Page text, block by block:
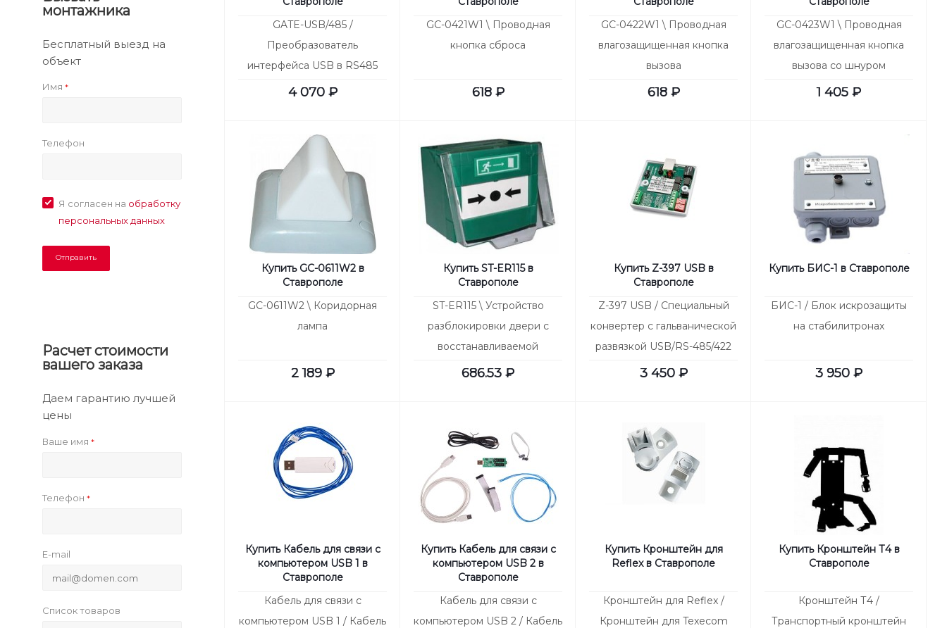
GATE-USB/485 /
Преобразователь
интерфейса USB в RS485
исп.4
4 070₽
GC-0421W1 \ Проводная
кнопка сброса
618₽
GC-0422W1 \ Проводная
влагозащищенная кнопка
вызова
618₽
GC-0423W1 \ Проводная
влагозащищенная кнопка
вызова со шнуром
1 405 ₽
Купить GC-0611W2 в
Ставрополе
GC-0611W2 \ Коридорная
лампа
2 189₽
Купить ST-ER115 в
Ставрополе
ST-ER115 \ Устройство
разблокировки двери с
восстанавливаемой
вставкой
686.53 ₽
Купить Z-397 USB в
Ставрополе
Z-397 USB / Специальный
конвертер с гальванической
развязкой USB/RS-485/422
3 450₽
Купить БИС-1 в Ставрополе
БИС-1 / Блок искрозащиты
на стабилитронах
3 950 ₽
Купить Кабель для связи с
компьютером USB 1 в
Ставрополе
Кабель для связи с
компьютером USB 1 / Кабель
Купить Кабель для связи с
компьютером USB 2 в
Ставрополе
Кабель для связи с
компьютером USB 2 / Кабель
Купить Кронштейн для
Reflex в Ставрополе
Кронштейн для Reflex /
Кронштейн для Texecom
Купить Кронштейн Т4 в
Ставрополе
Кронштейн Т4 /
Транспортный кронштейн
монтажника
Бесплатный выезд на
объект
Имя *
Телефон
Я согласен на обработку
персональных данных
Расчет стоимости
вашего заказа
Даем гарантию лучшей
цены
Ваше имя *
Телефон *
E-mail
Список товаров